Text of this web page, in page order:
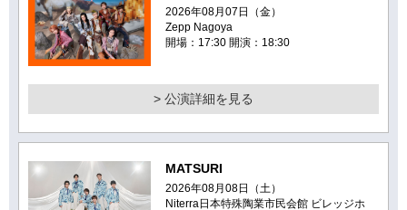
2026年08月07日（金）
Zepp Nagoya
開場：17:30 開演：18:30
> 公演詳細を見る
MATSURI
2026年08月08日（土）
Niterra日本特殊陶業市民会館 ビレッジホ